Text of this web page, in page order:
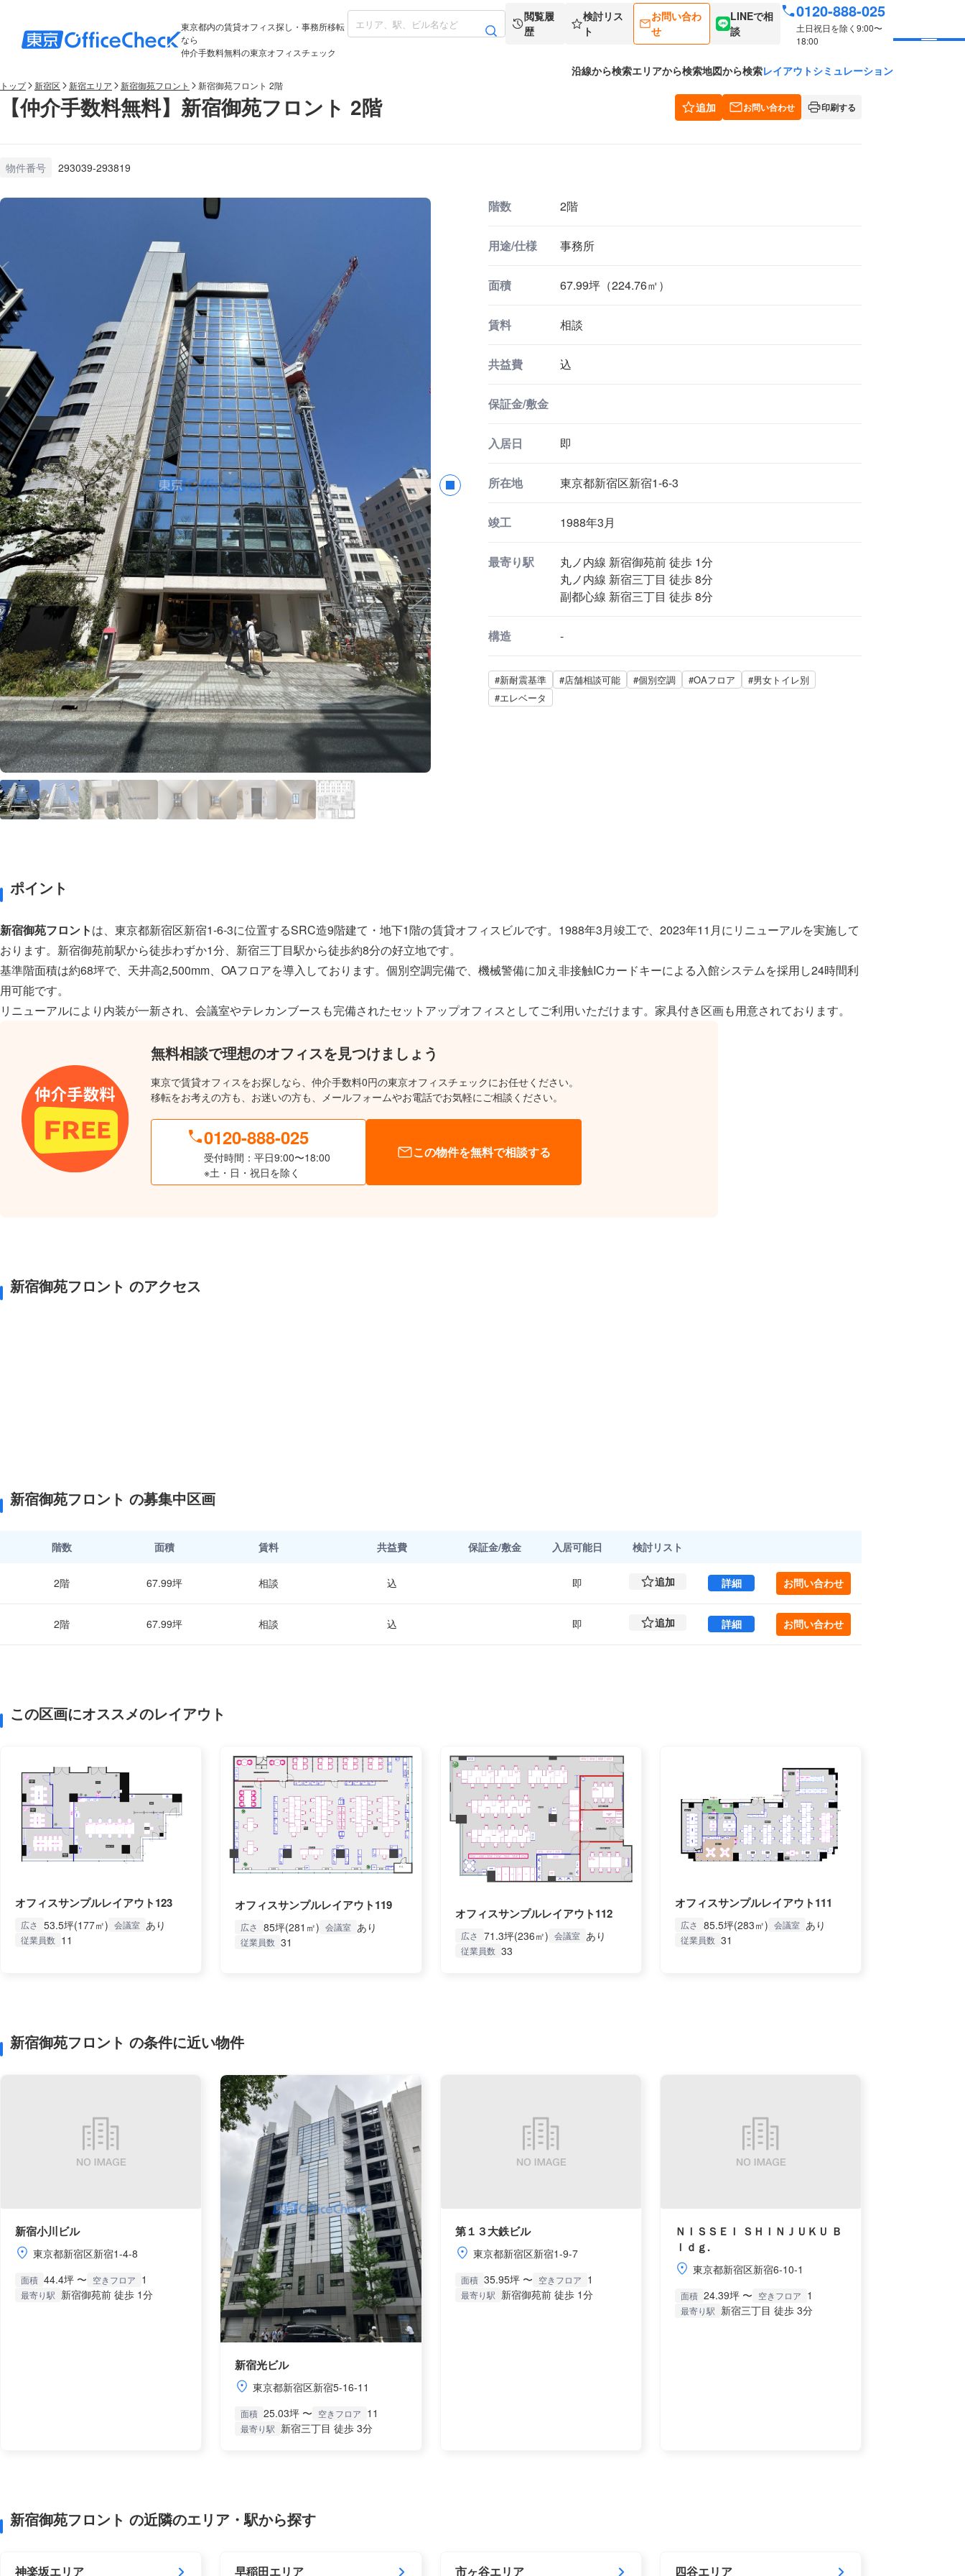
東京都内の賃貸オフィス探し・事務所移転
なら
仲介手数料無料の東京オフィスチェック
閲覧履
歴
検討リス
ト
お問い合わ
せ
LINEで相
談
0120-888-025
土日祝日を除く9:00〜
18:00
沿線から検索エリアから検索地図から検索レイアウトシミュレーション
トップ 新宿区 新宿エリア 新宿御苑フロント 新宿御苑フロント 2階
【仲介手数料無料】新宿御苑フロント 2階 追加 お問い合わせ 印刷する
物件番号 293039-293819
階数 2階
用途/仕様 事務所
面積 67.99坪（224.76㎡）
賃料 相談
共益費 込
保証金/敷金
入居日 即
所在地 東京都新宿区新宿1-6-3
竣工 1988年3月
最寄り駅
丸ノ内線 新宿御苑前 徒歩 1分
丸ノ内線 新宿三丁目 徒歩 8分
副都心線 新宿三丁目 徒歩 8分
構造 -
#新耐震基準 #店舗相談可能 #個別空調 #OAフロア
#男女トイレ別
#エレベータ
ポイント
新宿御苑フロントは、東京都新宿区新宿1-6-3に位置するSRC造9階建て・地下1階の賃貸オフィスビルです。1988年3月竣工で、2023年11月にリニューアルを実施して
おります。新宿御苑前駅から徒歩わずか1分、新宿三丁目駅から徒歩約8分の好立地です。
基準階面積は約68坪で、天井高2,500mm、OAフロアを導入しております。個別空調完備で、機械警備に加え非接触ICカードキーによる入館システムを採用し24時間利
用可能です。
リニューアルにより内装が一新され、会議室やテレカンブースも完備されたセットアップオフィスとしてご利用いただけます。家具付き区画も用意されております。
無料相談で理想のオフィスを見つけましょう
東京で賃貸オフィスをお探しなら、仲介手数料0円の東京オフィスチェックにお任せください。
移転をお考えの方も、お迷いの方も、メールフォームやお電話でお気軽にご相談ください。
0120-888-025
受付時間：平日9:00〜18:00
※土・日・祝日を除く
この物件を無料で相談する
新宿御苑フロント のアクセス
新宿御苑フロント の募集中区画
階数 面積 賃料 共益費 保証金/敷金 入居可能日 検討リスト
2階 67.99坪 相談 込 即 追加 詳細新宿御苑フロント 2 (224.76㎡) ｜新宿エリア の
お問い合わせ
2階 67.99坪 相談 込 即 追加 詳細新宿御苑フロント 2 (224.76㎡) ｜新宿エリア の
お問い合わせ
この区画にオススメのレイアウト
オフィスサンプルレイアウト123
広さ 53.5坪(177㎡) 会議室 あり
従業員数 11
オフィスサンプルレイアウト119
広さ 85坪(281㎡) 会議室 あり
従業員数 31
オフィスサンプルレイアウト112
広さ 71.3坪(236㎡) 会議室 あり
従業員数 33
オフィスサンプルレイアウト111
広さ 85.5坪(283㎡) 会議室 あり
従業員数 31
新宿御苑フロント の条件に近い物件
新宿小川ビル
東京都新宿区新宿1-4-8
面積 44.4坪 〜 空きフロア 1
最寄り駅 新宿御苑前 徒歩 1分
新宿光ビル
東京都新宿区新宿5-16-11
面積 25.03坪 〜 空きフロア 11
最寄り駅 新宿三丁目 徒歩 3分
第１３大鉄ビル
東京都新宿区新宿1-9-7
面積 35.95坪 〜 空きフロア 1
最寄り駅 新宿御苑前 徒歩 1分
ＮＩＳＳＥＩ ＳＨＩＮＪＵＫＵ Ｂ
ｌｄｇ.
東京都新宿区新宿6-10-1
面積 24.39坪 〜 空きフロア 1
最寄り駅 新宿三丁目 徒歩 3分
新宿御苑フロント の近隣のエリア・駅から探す
神楽坂エリア 早稲田エリア 市ヶ谷エリア 四谷エリア